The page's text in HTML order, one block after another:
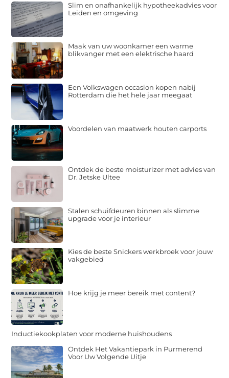
Slim en onafhankelijk hypotheekadvies voor
Leiden en omgeving
Maak van uw woonkamer een warme
blikvanger met een elektrische haard
Een Volkswagen occasion kopen nabij
Rotterdam die het hele jaar meegaat
Voordelen van maatwerk houten carports
Ontdek de beste moisturizer met advies van
Dr. Jetske Ultee
Stalen schuifdeuren binnen als slimme
upgrade voor je interieur
Kies de beste Snickers werkbroek voor jouw
vakgebied
Hoe krijg je meer bereik met content?
Inductiekookplaten voor moderne huishoudens
Ontdek Het Vakantiepark in Purmerend
Voor Uw Volgende Uitje